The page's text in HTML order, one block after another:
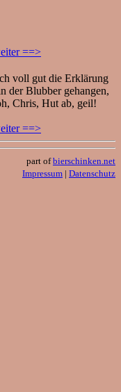
==>
voll gut die Erklärung
der Blubber gehangen,
Chris, Hut ab, geil!
==>
part ofbierschinken.net
Impressum | Datenschutz